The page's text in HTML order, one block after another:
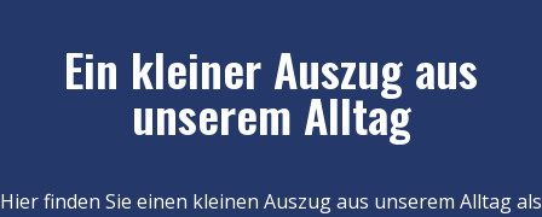
Ein kleiner Auszug aus
unserem Alltag
Hier finden Sie einen kleinen Auszug aus unserem Alltag als